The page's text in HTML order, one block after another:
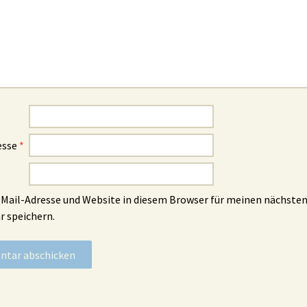
*
Adresse und Website in diesem Browser für meinen nächsten
speichern.